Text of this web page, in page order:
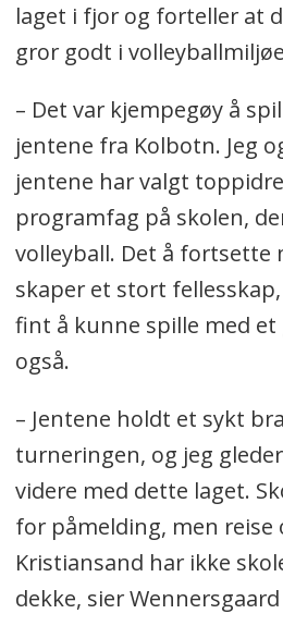
laget i fjor og forteller at
gror godt i
– Det var kjempegøy å
jentene fra Kolbotn. Jeg
jentene har valgt
programfag på skolen,
volleyball. Det å fortsette
skaper et stort
fint å kunne spille med et
også.
– Jentene holdt et sykt
turneringen, og jeg
videre med dette laget.
for påmelding, men reise
Kristiansand har ikke
dekke, sier